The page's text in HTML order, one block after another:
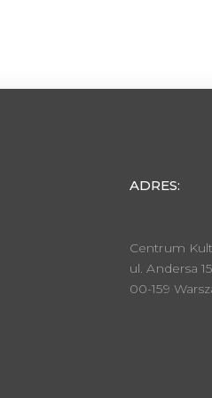
ADRES:
Centrum
ul. Andersa
00-159